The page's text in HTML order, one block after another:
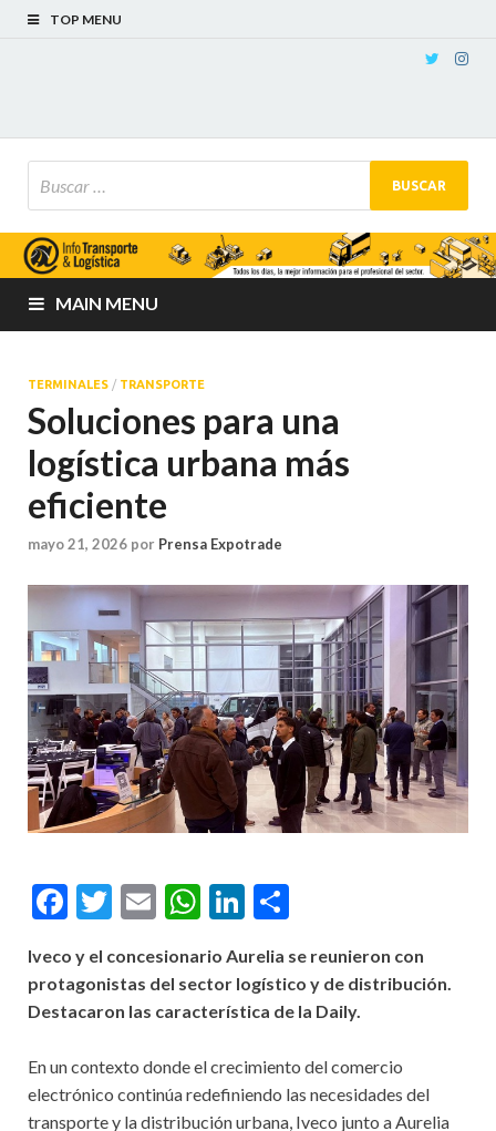
TOP MENU
MAIN MENU
TERMINALES / TRANSPORTE
Soluciones para una
logística urbana más
eficiente
mayo 21, 2026 por Prensa Expotrade
Facebook
Twitter
EmailWhatsApp
LinkedIn
Iveco y el concesionario Aurelia se reunieron con
protagonistas del sector logístico y de distribución.
Destacaron las característica de la Daily.
En un contexto donde el crecimiento del comercio
electrónico continúa redefiniendo las necesidades del
transporte y la distribución urbana, Iveco junto a Aurelia